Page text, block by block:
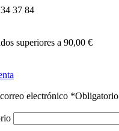
37 84
superiores a 90,00 €
electrónico *Obligatorio